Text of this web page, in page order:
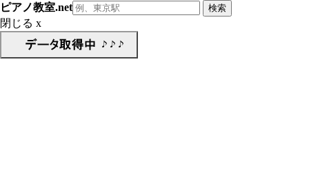
ピアノ教室.net
閉じる x